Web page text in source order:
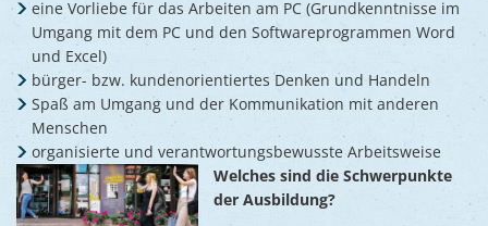
eine Vorliebe für das Arbeiten am PC (Grundkenntnisse im
Umgang mit dem PC und den Softwareprogrammen Word
und Excel)
bürger- bzw. kundenorientiertes Denken und Handeln
Spaß am Umgang und der Kommunikation mit anderen
Menschen
organisierte und verantwortungsbewusste Arbeitsweise
Welches sind die Schwerpunkte
der Ausbildung?